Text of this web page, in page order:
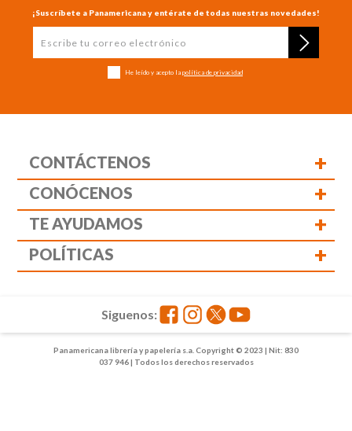
¡Suscríbete a Panamericana y entérate de todas nuestras novedades!
He leído y acepto la política de privacidad
CONTÁCTENOS +
CONÓCENOS +
TE AYUDAMOS +
POLÍTICAS +
Panamericana librería y papelería s.a. Copyright © 2023 | Nit: 830
037 946 | Todos los derechos reservados
Siguenos: